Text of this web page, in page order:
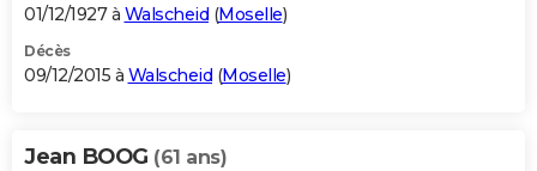
01/12/1927 à Walscheid (Moselle)
Décès
09/12/2015 à Walscheid (Moselle)
Jean BOOG (61 ans)